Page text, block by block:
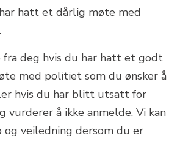
hatt et dårlig møte med
fra deg hvis du har hatt et godt
med politiet som du ønsker å
hvis du har blitt utsatt for
vurderer å ikke anmelde. Vi kan
og veiledning dersom du er